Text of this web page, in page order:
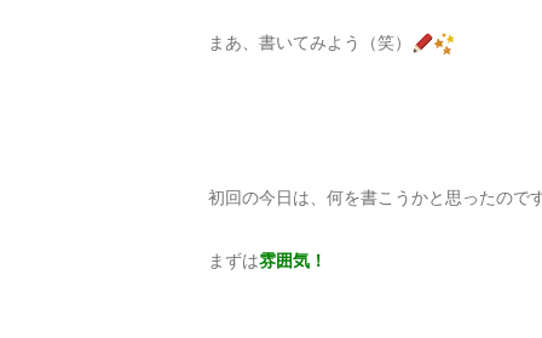
まあ、書いてみよう（笑）
初回の今日は、何を書こうかと思ったので
まずは雰囲気！